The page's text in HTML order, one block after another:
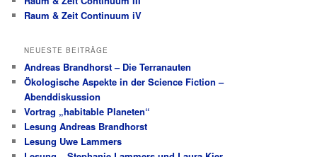
Raum & Zeit Continuum iV
NEUESTE BEITRÄGE
Andreas Brandhorst – Die Terranauten
Ökologische Aspekte in der Science Fiction –
Abenddiskussion
Vortrag „habitable Planeten“
Lesung Andreas Brandhorst
Lesung Uwe Lammers